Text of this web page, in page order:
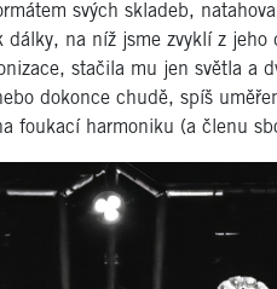
svých skladeb,
dálky, na níž jsme zvyklí z jeho
stačila mu jen světla a
dokonce chudě, spíš
foukací harmoniku (a členu